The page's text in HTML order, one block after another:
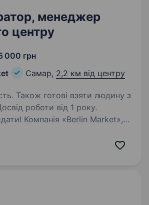
менеджер
центру
000 грн
Самар, 2,2 км від центру
Також готові взяти людину з
роботи від 1 року.
Компанія «Berlin Market»,
контролю Самар/Дніпро
Наше…